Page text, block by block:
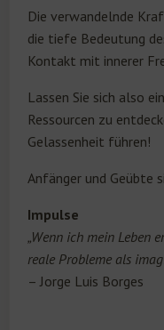
Die verwandelnde
die tiefe Bedeutung
Kontakt mit innerer
Lassen Sie sich also
Ressourcen zu
Gelassenheit führen!
Anfänger und Geübte
Impulse
„Wenn ich mein Leben
reale Probleme als
– Jorge Luis Borges